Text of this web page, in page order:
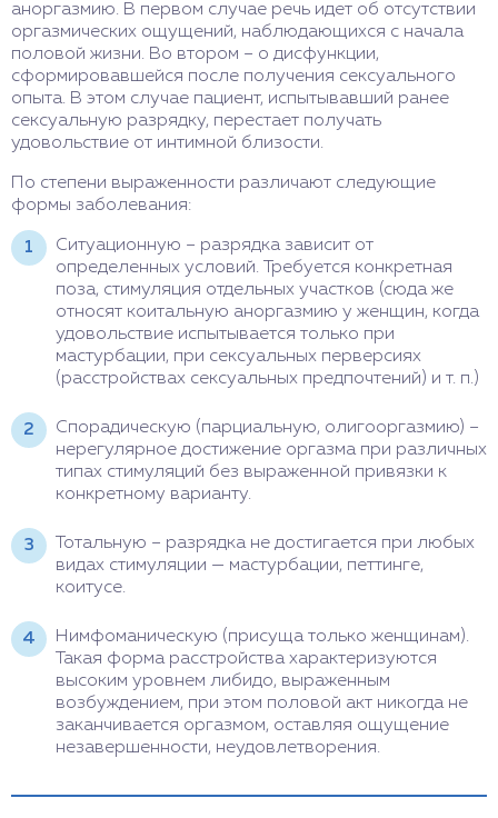
аноргазмию. В первом случае речь идет об отсутствии
оргазмических ощущений, наблюдающихся с начала
половой жизни. Во втором – о дисфункции,
сформировавшейся после получения сексуального
опыта. В этом случае пациент, испытывавший ранее
сексуальную разрядку, перестает получать
удовольствие от интимной близости.
По степени выраженности различают следующие
формы заболевания:
Ситуационную – разрядка зависит от
определенных условий. Требуется конкретная
поза, стимуляция отдельных участков (сюда же
относят коитальную аноргазмию у женщин, когда
удовольствие испытывается только при
мастурбации, при сексуальных перверсиях
(расстройствах сексуальных предпочтений) и т. п.)
Спорадическую (парциальную, олигооргазмию) –
нерегулярное достижение оргазма при различных
типах стимуляций без выраженной привязки к
конкретному варианту.
Тотальную – разрядка не достигается при любых
видах стимуляции — мастурбации, петтинге,
коитусе.
Нимфоманическую (присуща только женщинам).
Такая форма расстройства характеризуются
высоким уровнем либидо, выраженным
возбуждением, при этом половой акт никогда не
заканчивается оргазмом, оставляя ощущение
незавершенности, неудовлетворения.